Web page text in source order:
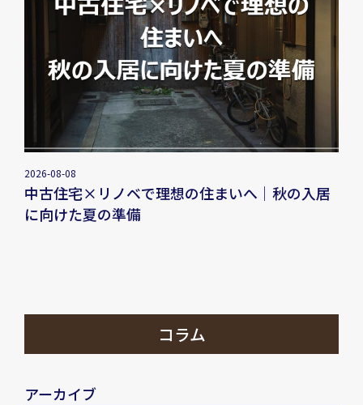
2026-08-08
中古住宅×リノベで理想の住まいへ｜秋の入居
に向けた夏の準備
コラム
アーカイブ